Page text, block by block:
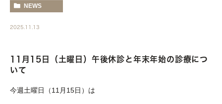
NEWS
2025.11.13
11月15日（土曜日）午後休診と年末年始の診療につ
いて
今週土曜日（11月15日）は